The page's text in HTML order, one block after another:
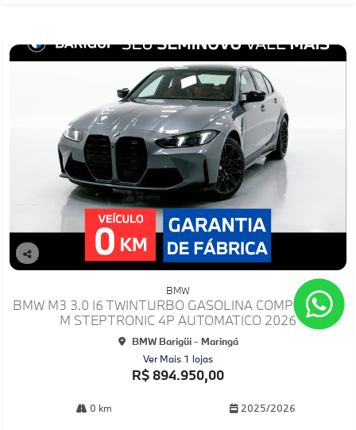
Co
lhe
BMW
BMW M3 3.0 I6 TWINTURBO GASOLINA COMPETITION
M STEPTRONIC 4P AUTOMATICO 2026
BMW Barigüi - Maringá
Ver Mais 1 lojas
R$ 894.950,00
0 km 2025/2026